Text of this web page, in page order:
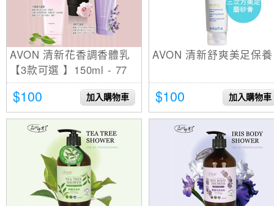
AVON 清新花香調香體乳
【3款可選 】150ml - 77
美妝
$100 加入購物車
AVON 清新舒爽美足保養
$100 加入購物車